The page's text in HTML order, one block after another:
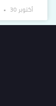
أكتوبر 30